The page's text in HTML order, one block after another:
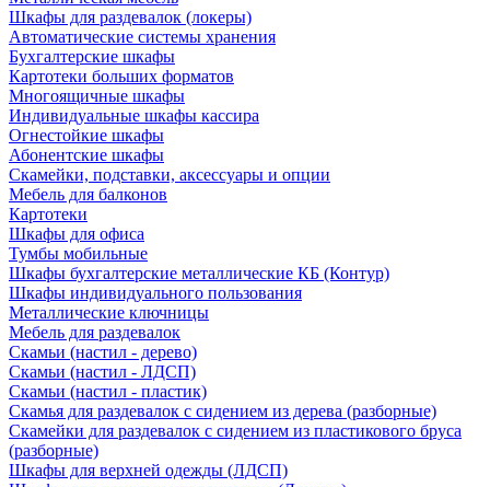
Шкафы для раздевалок (локеры)
Автоматические системы хранения
Бухгалтерские шкафы
Картотеки больших форматов
Многоящичные шкафы
Индивидуальные шкафы кассира
Огнестойкие шкафы
Абонентские шкафы
Скамейки, подставки, аксессуары и опции
Мебель для балконов
Картотеки
Шкафы для офиса
Тумбы мобильные
Шкафы бухгалтерские металлические КБ (Контур)
Шкафы индивидуального пользования
Металлические ключницы
Мебель для раздевалок
Скамьи (настил - дерево)
Скамьи (настил - ЛДСП)
Скамьи (настил - пластик)
Скамья для раздевалок с сидением из дерева (разборные)
Скамейки для раздевалок с сидением из пластикового бруса
(разборные)
Шкафы для верхней одежды (ЛДСП)